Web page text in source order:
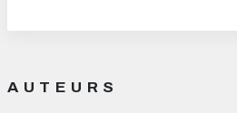
AUTEURS